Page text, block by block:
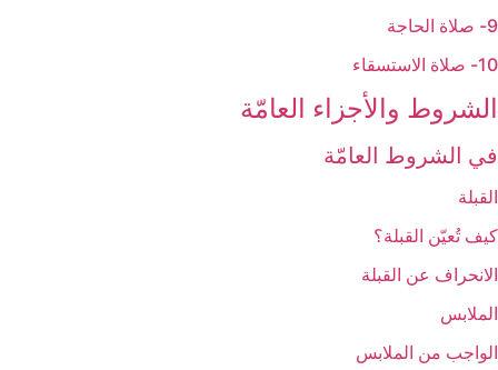
9- صلاة الحاجة
10- صلاة الاستسقاء
الشروط والأجزاء العامّة
في الشروط العامّة
القبلة
كيف تُعيّن القبلة؟
الانحراف عن القبلة
الملابس‏
الواجب من الملابس